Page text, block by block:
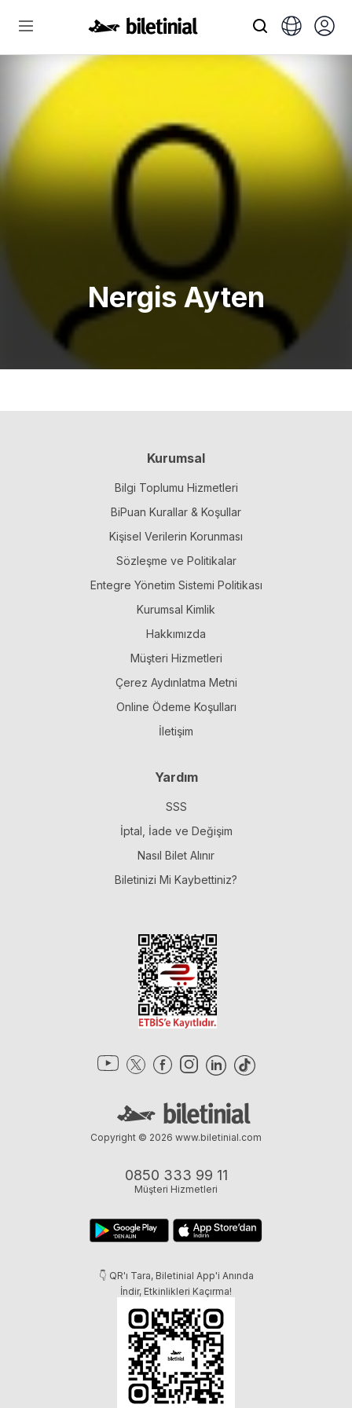
Nergis Ayten
Kurumsal
Bilgi Toplumu Hizmetleri
BiPuan Kurallar & Koşullar
Kişisel Verilerin Korunması
Sözleşme ve Politikalar
Entegre Yönetim Sistemi Politikası
Kurumsal Kimlik
Hakkımızda
Müşteri Hizmetleri
Çerez Aydınlatma Metni
Online Ödeme Koşulları
İletişim
Yardım
SSS
İptal, İade ve Değişim
Nasıl Bilet Alınır
Biletinizi Mi Kaybettiniz?
0850 333 99 11
Müşteri Hizmetleri
👇 QR'ı Tara, Biletinial App'i Anında
İndir, Etkinlikleri Kaçırma!
Copyright © 2026 www.biletinial.com